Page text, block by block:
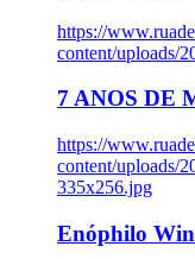
https://
content/uploads/
7 ANOS DE
https://
content/uploads/
335x256.jpg
Enóphilo